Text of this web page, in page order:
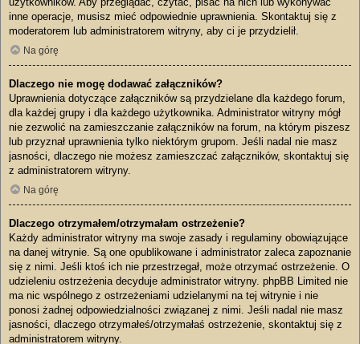
inne operacje, musisz mieć odpowiednie uprawnienia. Skontaktuj się z
moderatorem lub administratorem witryny, aby ci je przydzielił.
Na górę
Dlaczego nie mogę dodawać załączników?
Uprawnienia dotyczące załączników są przydzielane dla każdego forum,
dla każdej grupy i dla każdego użytkownika. Administrator witryny mógł
nie zezwolić na zamieszczanie załączników na forum, na którym piszesz
lub przyznał uprawnienia tylko niektórym grupom. Jeśli nadal nie masz
jasności, dlaczego nie możesz zamieszczać załączników, skontaktuj się
z administratorem witryny.
Na górę
Dlaczego otrzymałem/otrzymałam ostrzeżenie?
Każdy administrator witryny ma swoje zasady i regulaminy obowiązujące
na danej witrynie. Są one opublikowane i administrator zaleca zapoznanie
się z nimi. Jeśli ktoś ich nie przestrzegał, może otrzymać ostrzeżenie. O
udzieleniu ostrzeżenia decyduje administrator witryny. phpBB Limited nie
ma nic wspólnego z ostrzeżeniami udzielanymi na tej witrynie i nie
ponosi żadnej odpowiedzialności związanej z nimi. Jeśli nadal nie masz
jasności, dlaczego otrzymałeś/otrzymałaś ostrzeżenie, skontaktuj się z
administratorem witryny.